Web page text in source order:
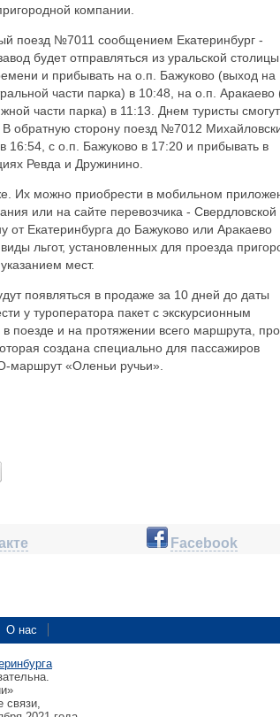
компании.
поезд №7011 сообщением Екатеринбург -
будет отправляться из уральской
и прибывать на о.п. Бажуково (выход на
части парка) в 10:48, на о.п. Аракаево
части парка) в 11:13. Днем туристы смогут
обратную сторону поезд №7012
16:54, с о.п. Бажуково в 17:20 и прибывать в
Ревда и Дружинино.
Их можно приобрести в мобильном
или на сайте перевозчика - Свердловской
от Екатеринбурга до Бажуково или Аракаево
льгот, установленных для проезда
мест.
появляться в продаже за 10 дней до даты
у туроператора пакет с экскурсионным
поезде и на протяжении всего маршрута,
создана специально для пассажиров
маршрут «Оленьи ручьи».
Facebook
О нас
связи,